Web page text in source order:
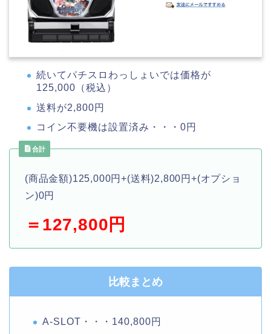
続いてパチスロわっしょいでは価格が
125,000（税込）
送料が2,800円
コイン不要機は設置済み・・・0円
合計
(商品金額)125,000円+(送料)2,800円+(オプショ
ン)0円
＝127,800円
比較まとめ
A-SLOT・・・140,800円